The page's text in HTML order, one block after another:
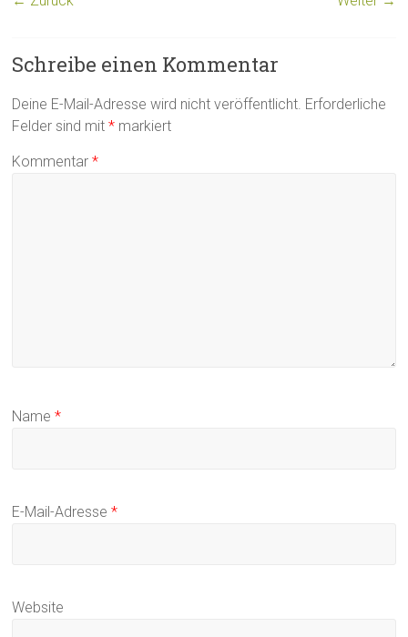
Schreibe einen Kommentar
Deine E-Mail-Adresse wird nicht veröffentlicht. Erforderliche
Felder sind mit* markiert
Kommentar*
Name*
E-Mail-Adresse*
Website